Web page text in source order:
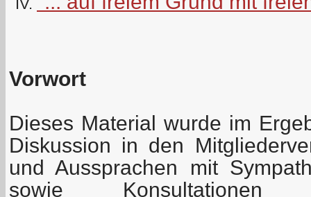
Vorwort
Dieses Material wurde im
Diskussion in den
und Aussprachen mit
sowie Konsultationen